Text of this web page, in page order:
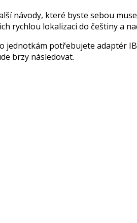
návody, které byste sebou
rychlou lokalizaci do češtiny a
jednotkám potřebujete adaptér
brzy následovat.